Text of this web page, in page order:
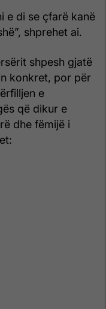
e di se çfarë kanë
shprehet ai.
shpesh gjatë
konkret, por për
e
që dikur e
dhe fëmijë i